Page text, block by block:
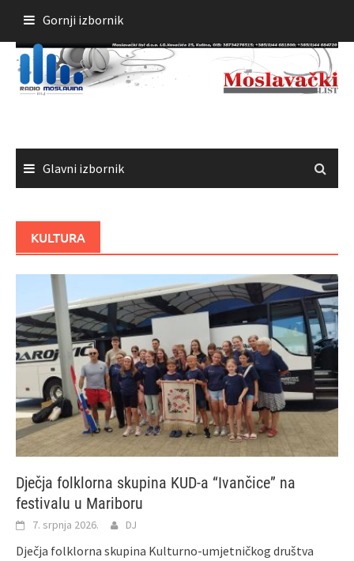
sadržaja
Gornji izbornik
Glavni izbornik
KULTURA
Dječja folklorna skupina KUD-a “Ivančice” na
festivalu u Mariboru
7. srpnja 2026. DJ
Dječja folklorna skupina Kulturno-umjetničkog društva